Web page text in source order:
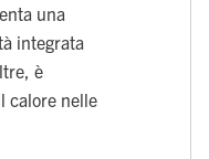
una
integrata
è
calore nelle